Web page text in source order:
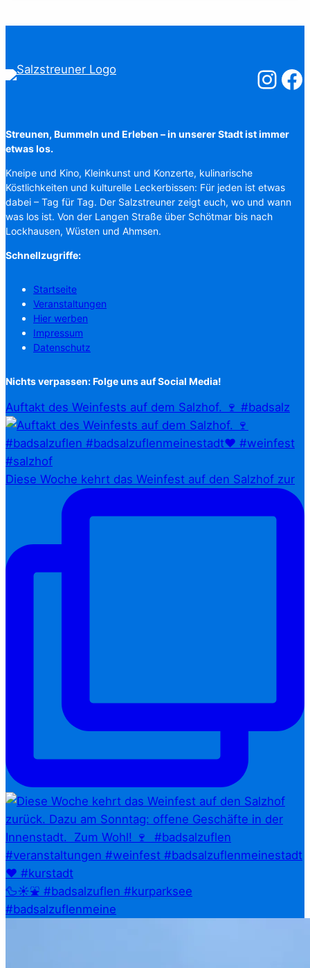
Streunen, Bummeln und Erleben – in unserer Stadt ist immer
etwas los.
Kneipe und Kino, Kleinkunst und Konzerte, kulinarische
Köstlichkeiten und kulturelle Leckerbissen: Für jeden ist etwas
dabei – Tag für Tag. Der Salzstreuner zeigt euch, wo und wann
was los ist. Von der Langen Straße über Schötmar bis nach
Lockhausen, Wüsten und Ahmsen.
Schnellzugriffe:
Startseite
Veranstaltungen
Hier werben
Impressum
Datenschutz
Nichts verpassen: Folge uns auf Social Media!
Auftakt des Weinfests auf dem Salzhof. 🍷 #badsalz
Diese Woche kehrt das Weinfest auf den Salzhof zur
🦆☀️⛲ #badsalzuflen #kurparksee
#badsalzuflenmeine